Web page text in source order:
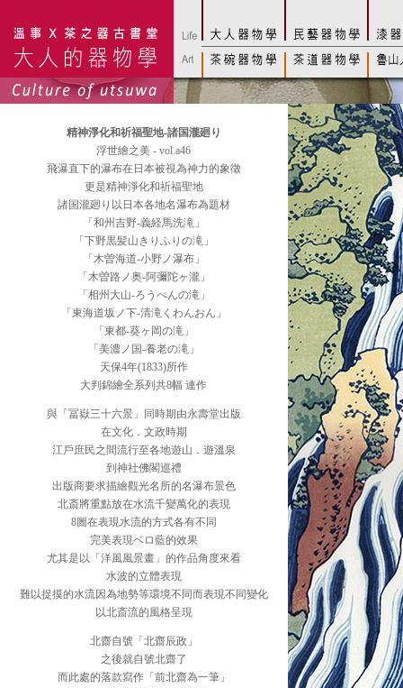
精神淨化和祈福聖地-諸国瀧廻り
浮世繪之美 - vol.a46
飛瀑直下的瀑布在日本被視為神力的象徵
更是精神淨化和祈福聖地
諸国瀧廻り以日本各地名瀑布為題材
「和州吉野-義経馬洗滝」
「下野黒髪山きりふりの滝」
「木曽海道-小野ノ瀑布」
「木曽路ノ奥-阿彌陀ヶ瀧」
「相州大山-ろうべんの滝」
「東海道坂ノ下-清滝くわんおん」
「東都-葵ヶ岡の滝」
「美濃ノ国-養老の滝」
天保4年(1833)所作
大判錦繪全系列共8幅 連作
與「冨嶽三十六景」同時期由永壽堂出版
在文化．文政時期
江戶庶民之間流行至各地遊山．遊溫泉
到神社佛閣巡禮
出版商要求描繪觀光名所的名瀑布景色
北斎將重點放在水流千變萬化的表現
8圖在表現水流的方式各有不同
完美表現ベロ藍的效果
尤其是以「洋風風景畫」的作品角度來看
水波的立體表現
難以捉摸的水流因為地勢等環境不同而表現不同變化
以北斎流的風格呈現
北齋自號「北齋辰政」
之後就自號北齋了
而此處的落款寫作「前北齋為一筆」